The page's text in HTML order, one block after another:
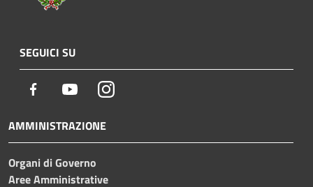
SEGUICI SU
Facebook YoutubeInstagram
AMMINISTRAZIONE
Organi di Governo
Aree Amministrative